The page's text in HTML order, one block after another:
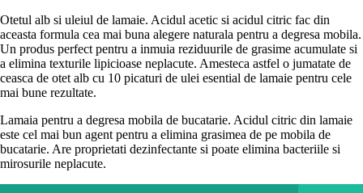
Otetul alb si uleiul de lamaie. Acidul acetic si acidul citric fac din
aceasta formula cea mai buna alegere naturala pentru a degresa mobila.
Un produs perfect pentru a inmuia reziduurile de grasime acumulate si
a elimina texturile lipicioase neplacute. Amesteca astfel o jumatate de
ceasca de otet alb cu 10 picaturi de ulei esential de lamaie pentru cele
mai bune rezultate.
Lamaia pentru a degresa mobila de bucatarie. Acidul citric din lamaie
este cel mai bun agent pentru a elimina grasimea de pe mobila de
bucatarie. Are proprietati dezinfectante si poate elimina bacteriile si
mirosurile neplacute.